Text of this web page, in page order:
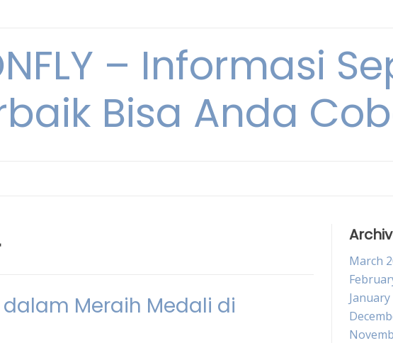
– Informasi
Bisa Anda
Meraih Medali di
March
January